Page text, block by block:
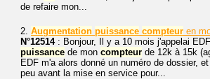
de refaire mon...
2. Augmentation puissance compteur en
N°12514: Bonjour, Il y a 10 mois j'appelai
puissance de mon compteur de 12k à 15k
EDF m'a alors donné un numéro de dossier,
peu avant la mise en service pour...